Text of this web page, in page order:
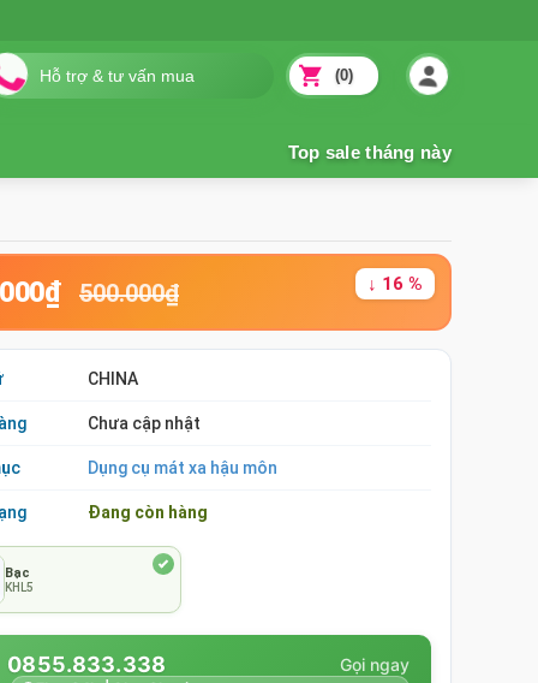
(0)
500.000₫ ↓ 16 %
CHINA
Chưa cập nhật
Dụng cụ mát xa hậu môn
Đang còn hàng
Bạc
KHL5
0855.833.338